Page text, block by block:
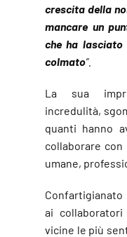
crescita della
mancare un
che ha
colmato”.
La sua
incredulità,
quanti hanno
collaborare con
umane,
ai
vicine le più